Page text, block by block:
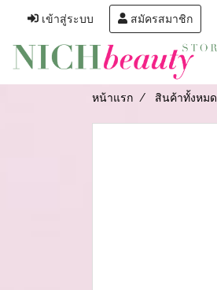
เข้าสู่ระบบ สมัครสมาชิก
หน้าแรก สินค้าทั้งหมด